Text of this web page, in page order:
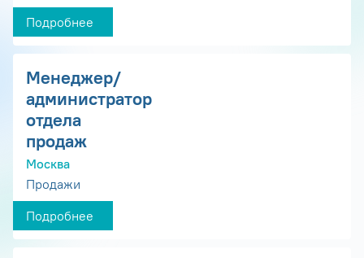
Подробнее
Менеджер/
администратор
отдела
продаж
Москва
Продажи
Подробнее